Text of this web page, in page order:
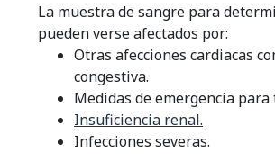
La muestra de sangre para
pueden verse afectados por:
Otras afecciones cardiacas
congestiva.
Medidas de emergencia
Insuficiencia renal.
Infecciones severas.